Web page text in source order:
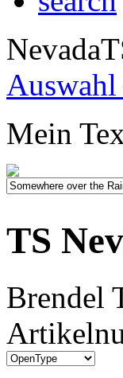
Mein
TS
Brendel